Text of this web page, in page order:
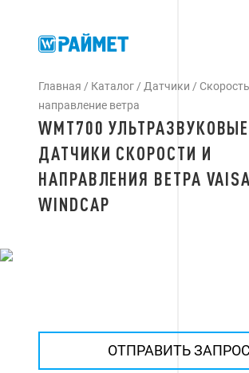
Главная / Каталог / Датчики /
направление ветра
WMT700 УЛЬТРАЗВУКОВЫЕ
ДАТЧИКИ СКОРОСТИ И
НАПРАВЛЕНИЯ ВЕТРА
WINDCAP
ОТПРАВИТЬ ЗАПРОС